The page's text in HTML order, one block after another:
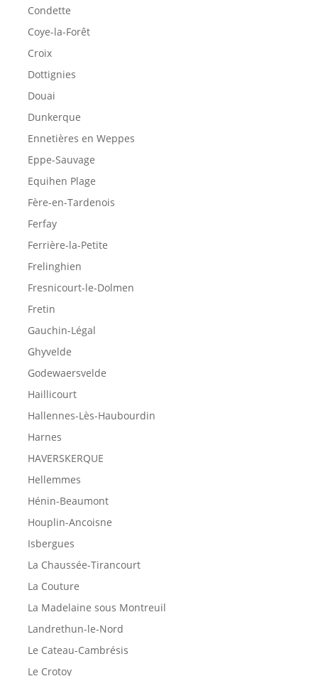
Condette
Coye-la-Forêt
Croix
Dottignies
Douai
Dunkerque
Ennetières en Weppes
Eppe-Sauvage
Equihen Plage
Fère-en-Tardenois
Ferfay
Ferrière-la-Petite
Frelinghien
Fresnicourt-le-Dolmen
Fretin
Gauchin-Légal
Ghyvelde
Godewaersvelde
Haillicourt
Hallennes-Lès-Haubourdin
Harnes
HAVERSKERQUE
Hellemmes
Hénin-Beaumont
Houplin-Ancoisne
Isbergues
La Chaussée-Tirancourt
La Couture
La Madelaine sous Montreuil
Landrethun-le-Nord
Le Cateau-Cambrésis
Le Crotoy